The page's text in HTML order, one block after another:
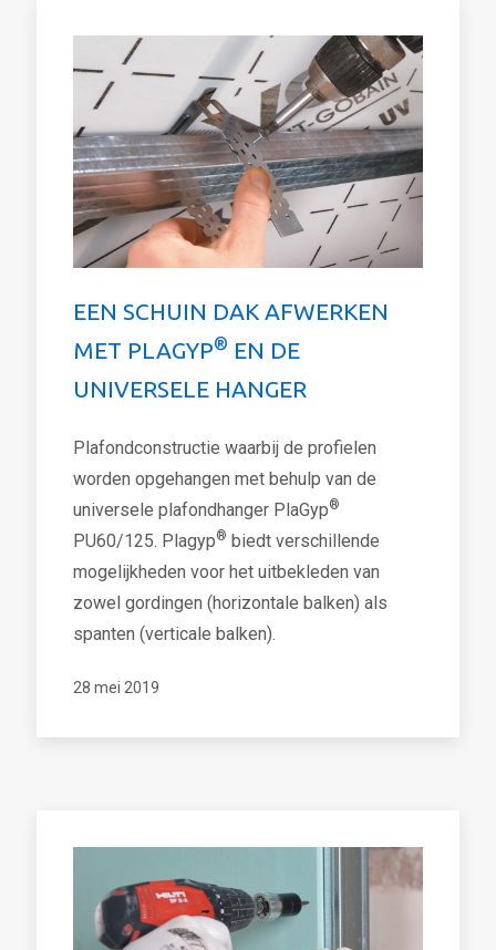
EEN SCHUIN DAK AFWERKEN
MET PLAGYP® EN DE
UNIVERSELE HANGER
Plafondconstructie waarbij de profielen
worden opgehangen met behulp van de
universele plafondhanger PlaGyp®
PU60/125. Plagyp® biedt verschillende
mogelijkheden voor het uitbekleden van
zowel gordingen (horizontale balken) als
spanten (verticale balken).
28 mei 2019